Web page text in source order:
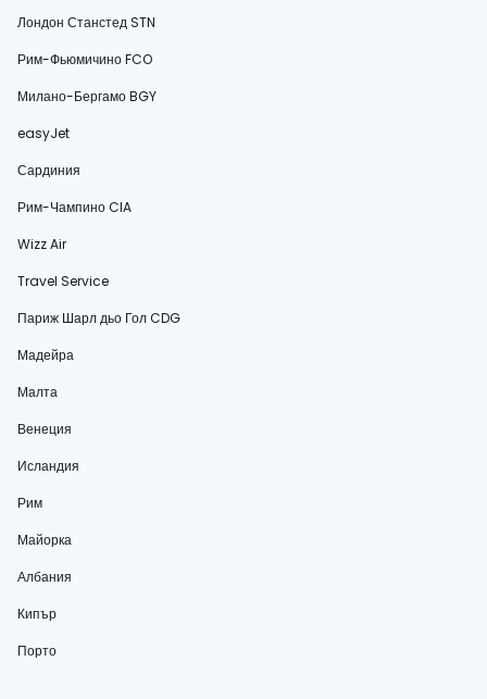
Лондон Станстед STN
Рим-Фьюмичино FCO
Милано-Бергамо BGY
easyJet
Сардиния
Рим-Чампино CIA
Wizz Air
Travel Service
Париж Шарл дьо Гол CDG
Мадейра
Малта
Венеция
Исландия
Рим
Майорка
Албания
Кипър
Порто